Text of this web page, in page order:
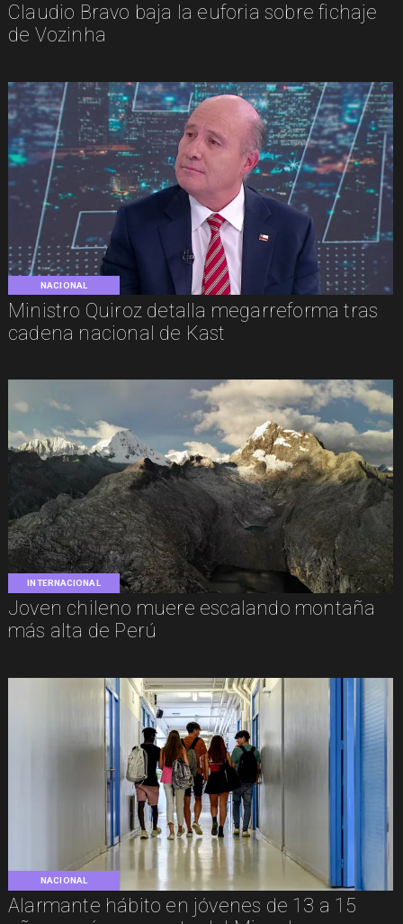
Claudio Bravo baja la euforia sobre fichaje
de Vozinha
NACIONAL
Ministro Quiroz detalla megarreforma tras
cadena nacional de Kast
INTERNACIONAL
Joven chileno muere escalando montaña
más alta de Perú
NACIONAL
Alarmante hábito en jóvenes de 13 a 15